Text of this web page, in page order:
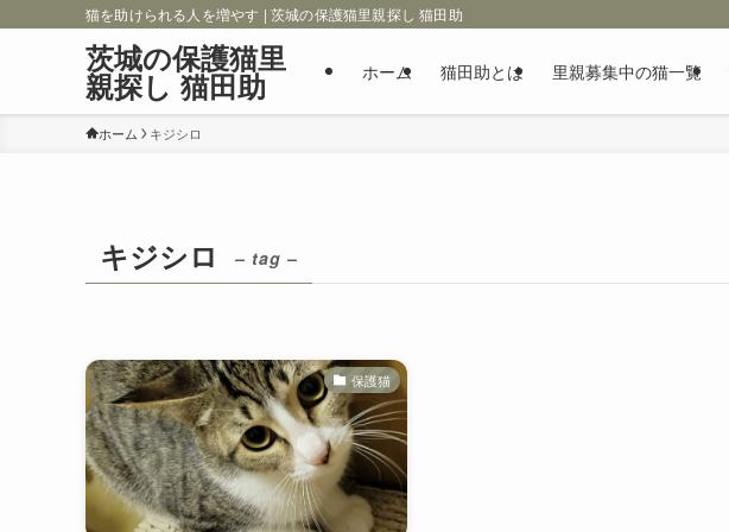
猫を助けられる人を増やす | 茨城の保護猫里親探し 猫田助
茨城の保護猫里
親探し 猫田助 ホーム 猫田助とは 里親募集中の猫一覧
ホーム キジシロ
キジシロ – tag –
保護猫